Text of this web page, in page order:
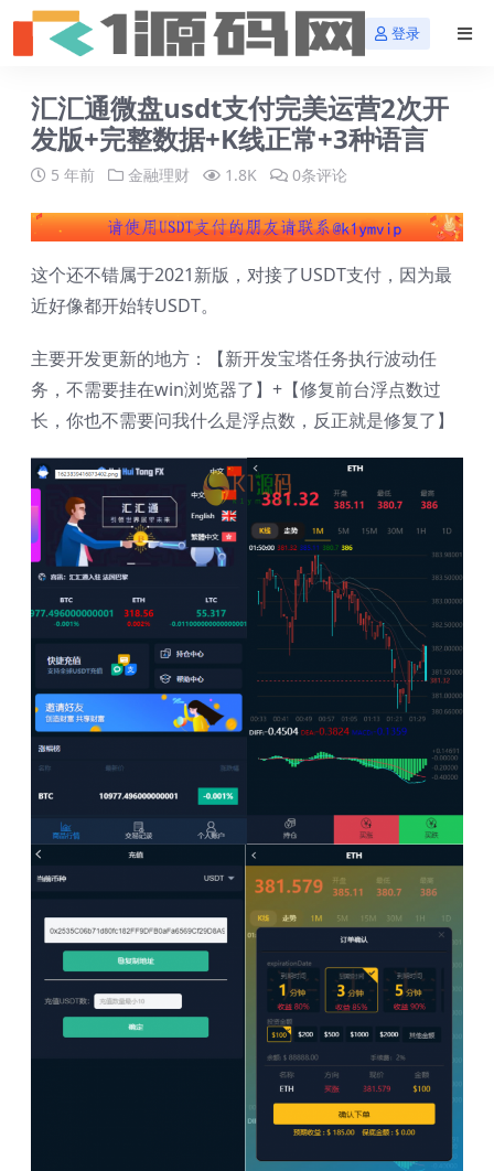
登录
汇汇通微盘usdt支付完美运营2次开
发版+完整数据+K线正常+3种语言
5 年前 金融理财 1.8K 0条评论
这个还不错属于2021新版，对接了USDT支付，因为最
近好像都开始转USDT。
主要开发更新的地方：【新开发宝塔任务执行波动任
务，不需要挂在win浏览器了】+【修复前台浮点数过
长，你也不需要问我什么是浮点数，反正就是修复了】